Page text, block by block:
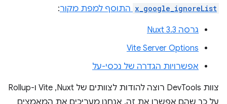
x_google_ignoreList התוסף למפת מקור:
גרסה Nuxt 3.3
Vite Server Options
אפשרויות הגדרה של נכסי-על
צוות DevTools רוצה להודות לצוותים של Nuxt,‏ Vite ו-Rollup
על כך שהם אפשרו את זה. אנחנו מעריכים את המאמצים